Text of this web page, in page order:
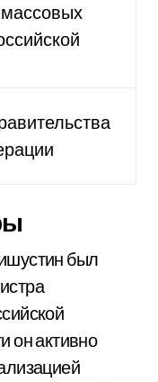
был
он активно